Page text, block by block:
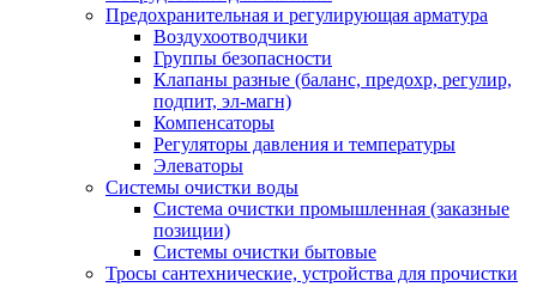
Предохранительная и регулирующая арматура
Воздухоотводчики
Группы безопасности
Клапаны разные (баланс, предохр, регулир,
подпит, эл-магн)
Компенсаторы
Регуляторы давления и температуры
Элеваторы
Системы очистки воды
Система очистки промышленная (заказные
позиции)
Системы очистки бытовые
Тросы сантехнические, устройства для прочистки